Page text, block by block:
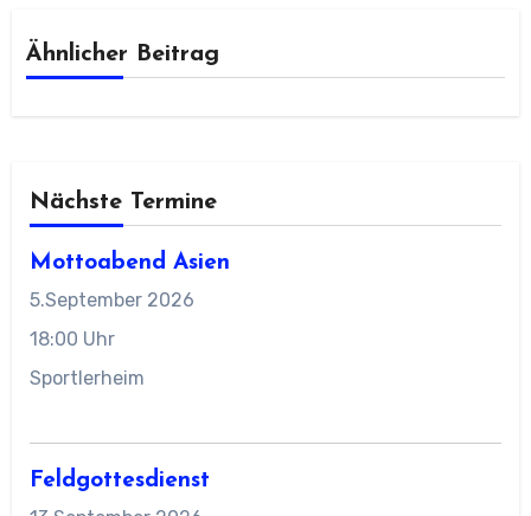
Ähnlicher Beitrag
Nächste Termine
Mottoabend Asien
5.September 2026
18:00 Uhr
Sportlerheim
Feldgottesdienst